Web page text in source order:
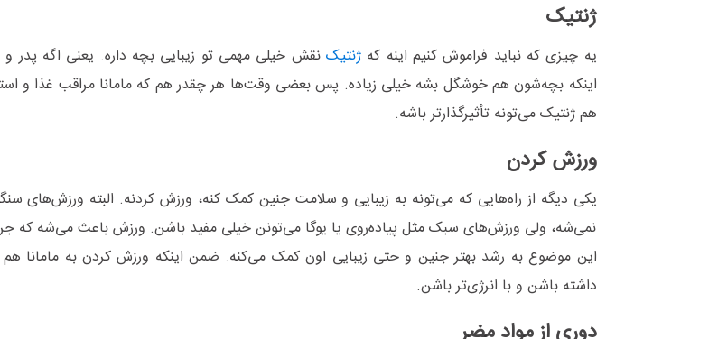
ژنتیک
یه چیزی که نباید فراموش کنیم اینه کهژنتیک نقش خیلی مهمی تو زیبایی بچه داره. یعنی اگه پدر
اینکه بچه‌شون هم خوشگل بشه خیلی زیاده. پس بعضی وقت‌ها هر چقدر هم که مامانا مراقب غذا و
هم ژنتیک می‌تونه تأثیرگذارتر باشه.
ورزش کردن
یکی دیگه از راه‌هایی که می‌تونه به زیبایی و سلامت جنین کمک کنه، ورزش کردنه. البته ورزش‌های
نمی‌شه، ولی ورزش‌های سبک مثل پیاده‌روی یا یوگا می‌تونن خیلی مفید باشن. ورزش باعث می‌شه که
این موضوع به رشد بهتر جنین و حتی زیبایی اون کمک می‌کنه. ضمن اینکه ورزش کردن به مامانا
داشته باشن و با انرژی‌تر باشن.